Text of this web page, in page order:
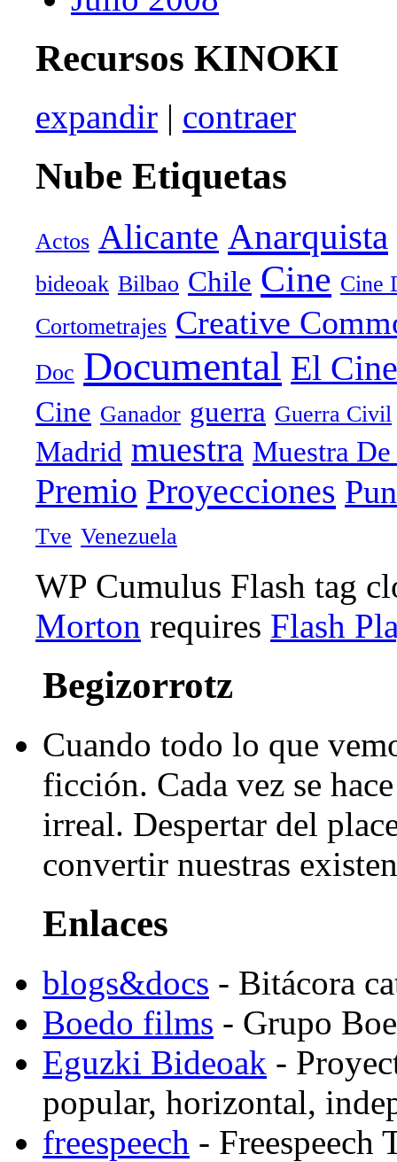
Recursos KINOKI
expandir | contraer
Nube Etiquetas
Actos Alicante Anarquista
bideoak Bilbao Chile Cine Cine
Cortometrajes Creative
Doc Documental El Cine
Cine Ganador guerra Guerra Civil
Madrid muestra Muestra
Premio Proyecciones
Tve Venezuela
WP Cumulus Flash tag
Morton requires Flash
Begizorrotz
Cuando todo lo que
ficción. Cada vez se
irreal. Despertar del
convertir nuestras
Enlaces
blogs&docs - Bitácora
Boedo films - Grupo
Eguzki Bideoak -
popular, horizontal,
freespeech - Freespeech